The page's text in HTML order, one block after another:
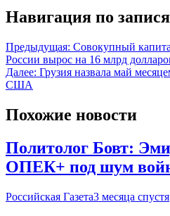
Навигация по
Предыдущая: Совокупный
России вырос на 16 млрд
Далее: Грузия назвала май
США
Похожие новости
Политолог Бовт:
ОПЕК+ под шум
Российская Газета3 месяца спустя